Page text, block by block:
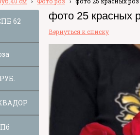
62
фото 25 красных
Вернуться к списку